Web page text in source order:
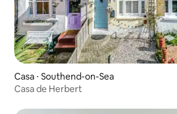
Casa ⋅ Southend-on-Sea
Casa de Herbert